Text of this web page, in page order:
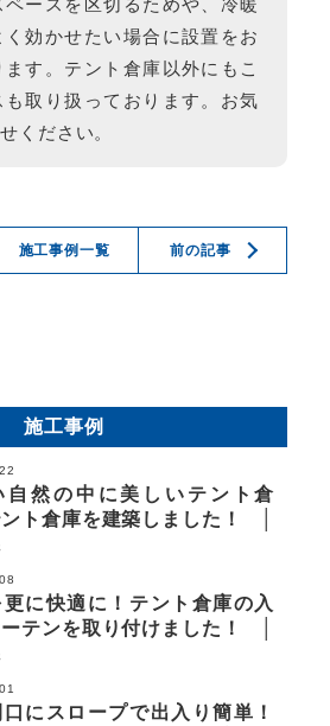
ペースを区切るためや、冷暖
効かせたい場合に設置をお
す。テント倉庫以外にもこ
取り扱っております。お気
ください。
前の記事
施工事例一覧
施工事例
自然の中に美しいテント倉
ト倉庫を建築しました！ │
更に快適に！テント倉庫の入
ーテンを取り付けました！ │
にスロープで出入り簡単！